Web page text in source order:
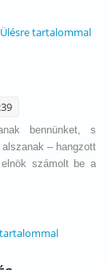
tartalommal
bennünket, s
– hangzott
számolt be a
tartalommal